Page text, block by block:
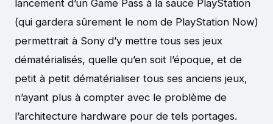
lancement d’un Game Pass à la sauce PlayStation
(qui gardera sûrement le nom de PlayStation Now)
permettrait à Sony d’y mettre tous ses jeux
dématérialisés, quelle qu’en soit l’époque, et de
petit à petit dématérialiser tous ses anciens jeux,
n’ayant plus à compter avec le problème de
l’architecture hardware pour de tels portages.